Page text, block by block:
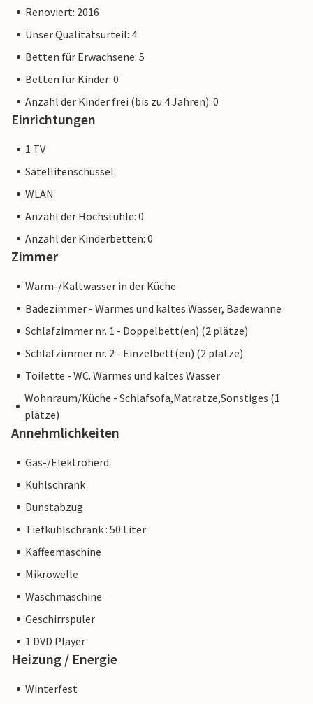
Renoviert: 2016
Unser Qualitätsurteil: 4
Betten für Erwachsene: 5
Betten für Kinder: 0
Anzahl der Kinder frei (bis zu 4 Jahren): 0
Einrichtungen
1 TV
Satellitenschüssel
WLAN
Anzahl der Hochstühle: 0
Anzahl der Kinderbetten: 0
Zimmer
Warm-/Kaltwasser in der Küche
Badezimmer - Warmes und kaltes Wasser, Badewanne
Schlafzimmer nr. 1 - Doppelbett(en) (2 plätze)
Schlafzimmer nr. 2 - Einzelbett(en) (2 plätze)
Toilette - WC. Warmes und kaltes Wasser
Wohnraum/Küche - Schlafsofa,Matratze,Sonstiges (1
plätze)
Annehmlichkeiten
Gas-/Elektroherd
Kühlschrank
Dunstabzug
Tiefkühlschrank : 50 Liter
Kaffeemaschine
Mikrowelle
Waschmaschine
Geschirrspüler
1 DVD Player
Heizung / Energie
Winterfest